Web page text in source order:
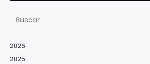
2026
2025